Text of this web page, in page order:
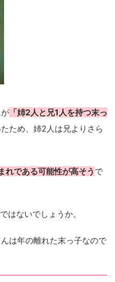
「姉2人と兄1人を持つ末っ
ため、姉2人は兄よりさら
れである可能性が高そう で
はないでしょうか。
は年の離れた末っ子なので